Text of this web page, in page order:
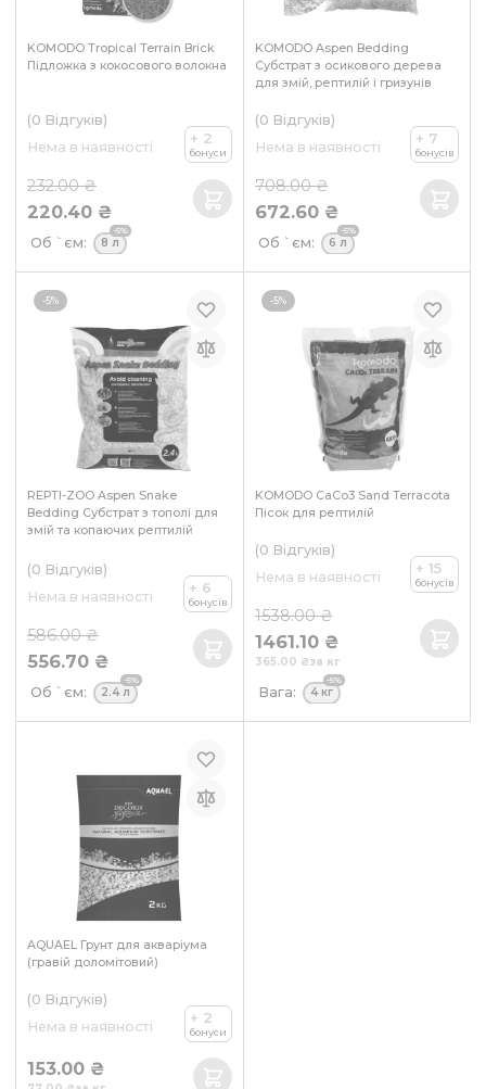
KOMODO Tropical Terrain Brick
Підложка з кокосового волокна
(0 Відгуків)
Нема в наявності
232.00 ₴
220.40 ₴
+ 2
бонуси
Об `єм:
-5%
8 л
KOMODO Aspen Bedding
Субстрат з осикового дерева
для змій, рептилій і гризунів
(0 Відгуків)
Нема в наявності
708.00 ₴
672.60 ₴
+ 7
бонусів
Об `єм:
-5%
6 л
-5%
REPTI-ZOO Aspen Snake
Bedding Субстрат з тополі для
змій та копаючих рептилій
(0 Відгуків)
Нема в наявності
586.00 ₴
556.70 ₴
+ 6
бонусів
Об `єм:
-5%
2.4 л
-5%
KOMODO CaCo3 Sand Terracota
Пісок для рептилій
(0 Відгуків)
Нема в наявності
1538.00 ₴
1461.10 ₴
за кг
365.00 ₴
+ 15
бонусів
Вага:
-5%
4 кг
AQUAEL Грунт для акваріума
(гравій доломітовий)
(0 Відгуків)
Нема в наявності
153.00 ₴
+ 2
бонуси